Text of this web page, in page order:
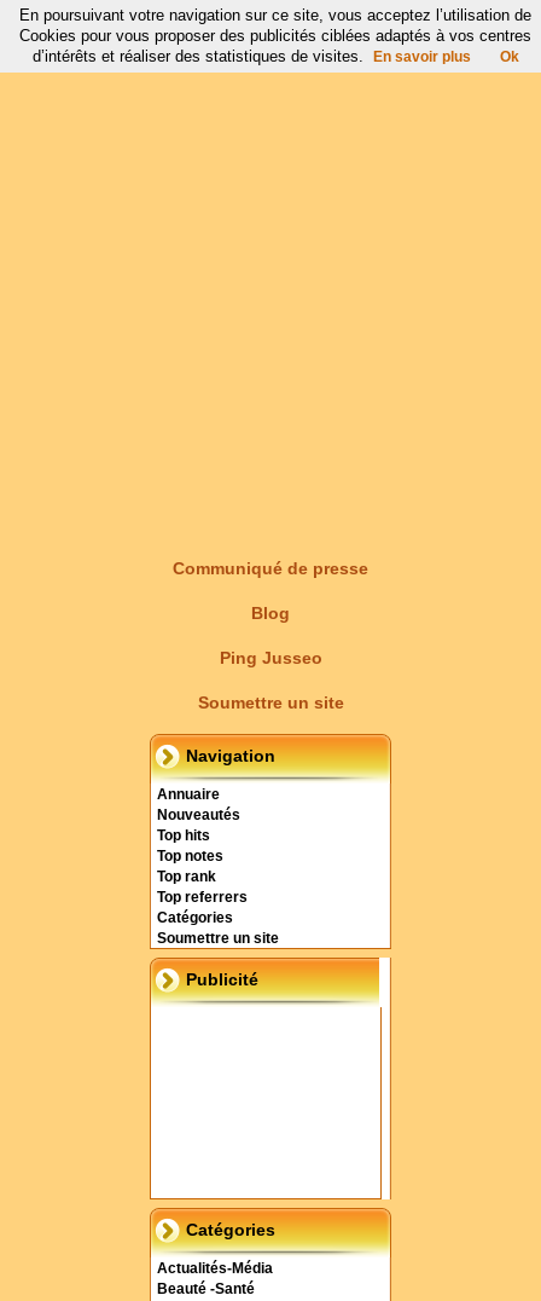
Communiqué de presse
Blog
Ping Jusseo
Soumettre un site
Navigation
Annuaire
Nouveautés
Top hits
Top notes
Top rank
Top referrers
Catégories
Soumettre un site
Publicité
Catégories
Actualités-Média
Beauté -Santé
En poursuivant votre navigation sur ce site, vous acceptez l’utilisation de
Cookies pour vous proposer des publicités ciblées adaptés à vos centres
d’intérêts et réaliser des statistiques de visites.
En savoir plus Ok